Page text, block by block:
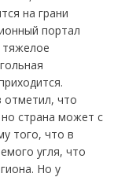
на грани
портал
тяжелое
отметил, что
но страна может с
того, что в
угля, что
Но у